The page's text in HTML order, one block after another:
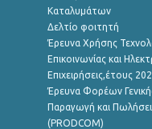
Καταλυμάτων
Δελτίο φοιτητή
Έρευνα Χρήσης
Επικοινωνίας και
Επιχειρήσεις,έτους
Έρευνα Φορέων
Παραγωγή και
(PRODCOM)